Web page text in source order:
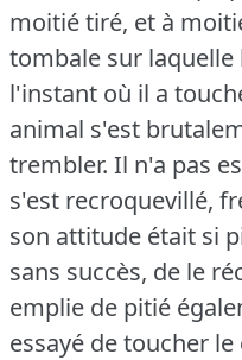
moitié tiré, et à
tombale sur laquelle
l'instant où il a
animal s'est
trembler. Il n'a pas
s'est recroquevillé,
son attitude était si
sans succès, de le
emplie de pitié
essayé de toucher